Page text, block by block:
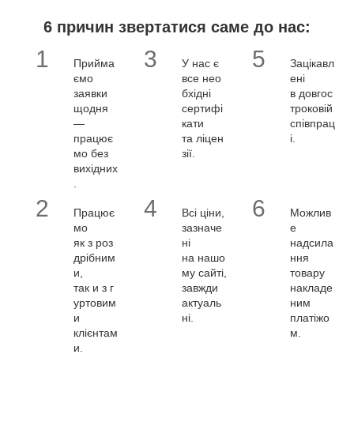
6 причин звертатися саме до нас:
1
Прийма
ємо
заявки
щодня
—
працює
мо без
вихідних
.
3
У нас є
все нео
бхідні
сертифі
кати
та ліцен
зії.
5
Зацікавл
ені
в довгос
троковій
співпрац
і.
2
Працює
мо
як з роз
дрібним
и,
так и з г
уртовим
и
клієнтам
и.
4
Всі ціни,
зазначе
ні
на нашо
му сайті,
завжди
актуаль
ні.
6
Можлив
е
надсила
ння
товару
накладе
ним
платіжо
м.